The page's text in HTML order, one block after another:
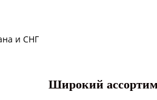
и СНГ
Широкий